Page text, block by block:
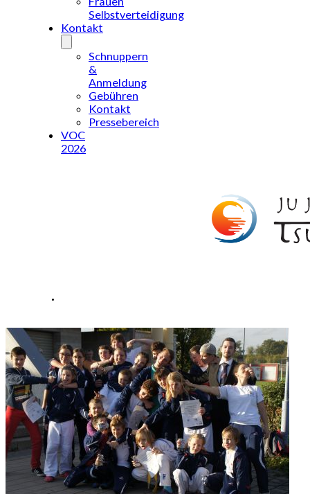
Selbstverteidigung
Kontakt
Schnuppern
&
Anmeldung
Gebühren
Kontakt
Pressebereich
VOC
2026